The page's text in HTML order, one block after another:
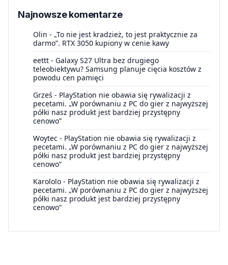
Najnowsze komentarze
Olin - „To nie jest kradzież, to jest praktycznie za
darmo”. RTX 3050 kupiony w cenie kawy
eettt - Galaxy S27 Ultra bez drugiego
teleobiektywu? Samsung planuje cięcia kosztów z
powodu cen pamięci
Grześ - PlayStation nie obawia się rywalizacji z
pecetami. „W porównaniu z PC do gier z najwyższej
półki nasz produkt jest bardziej przystępny
cenowo”
Woytec - PlayStation nie obawia się rywalizacji z
pecetami. „W porównaniu z PC do gier z najwyższej
półki nasz produkt jest bardziej przystępny
cenowo”
Karololo - PlayStation nie obawia się rywalizacji z
pecetami. „W porównaniu z PC do gier z najwyższej
półki nasz produkt jest bardziej przystępny
cenowo”